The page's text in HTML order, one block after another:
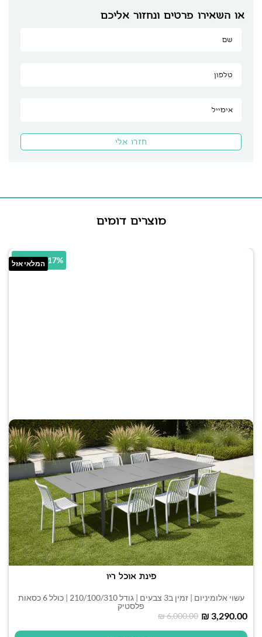
או השאירו פרטים ונחזור אליכם
מוצרים דומים
המלאי אזל45.17% הנחה
פינת אוכל ריו
עשוי אלומיניום | זמין ב3 צבעים | גודל 210/100/310 | כולל 6 כסאות
פלסטיק
₪6,000.00 ₪ 3,290.00